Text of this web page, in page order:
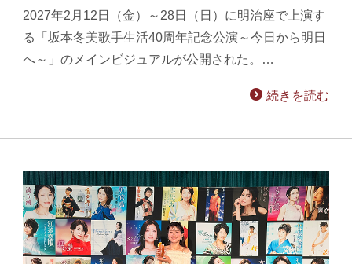
2027年2月12日（金）～28日（日）に明治座で上演す
る「坂本冬美歌手生活40周年記念公演～今日から明日
へ～」のメインビジュアルが公開された。…
続きを読む